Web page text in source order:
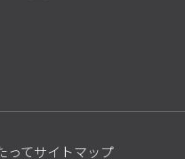
ってサイトマップ